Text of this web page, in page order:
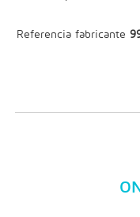
Referencia fabricante